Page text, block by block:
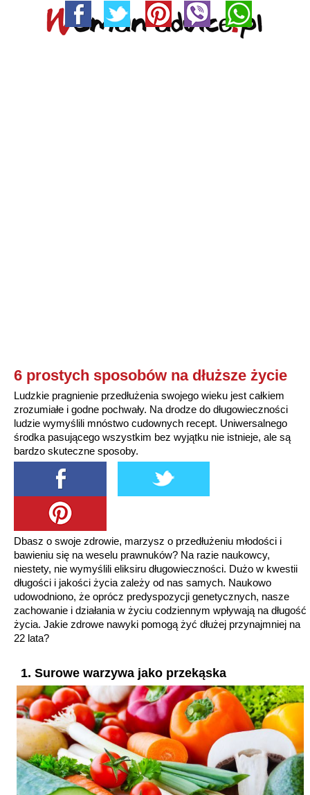
6 prostych sposobów na dłuższe życie
Ludzkie pragnienie przedłużenia swojego wieku jest całkiem
zrozumiałe i godne pochwały. Na drodze do długowieczności
ludzie wymyślili mnóstwo cudownych recept. Uniwersalnego
środka pasującego wszystkim bez wyjątku nie istnieje, ale są
bardzo skuteczne sposoby.
Dbasz o swoje zdrowie, marzysz o przedłużeniu młodości i
bawieniu się na weselu prawnuków? Na razie naukowcy,
niestety, nie wymyślili eliksiru długowieczności. Dużo w kwestii
długości i jakości życia zależy od nas samych. Naukowo
udowodniono, że oprócz predyspozycji genetycznych, nasze
zachowanie i działania w życiu codziennym wpływają na długość
życia. Jakie zdrowe nawyki pomogą żyć dłużej przynajmniej na
22 lata?
1. Surowe warzywa jako przekąska